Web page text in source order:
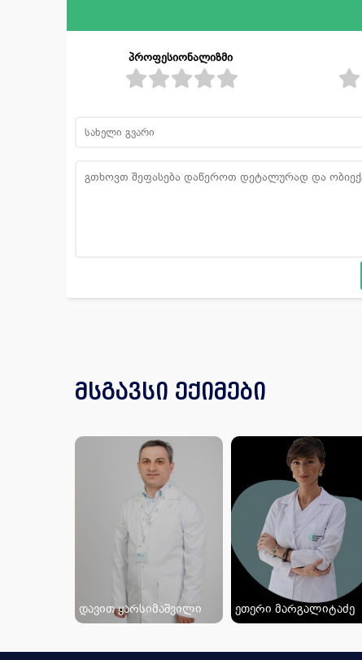
პროფესიონალიზმი
მსგავსი ექიმები
დავით ყარსიმაშვილი ეთერი მარგალიტაძე